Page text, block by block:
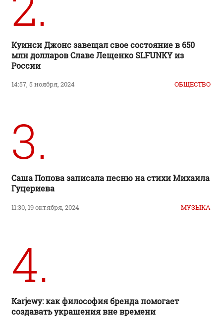
Куинси Джонс завещал свое состояние в 650
млн долларов Славе Лещенко SLFUNKY из
России
14:57, 5 ноября, 2024 ОБЩЕСТВО
3.
Саша Попова записала песню на стихи Михаила
Гуцериева
11:30, 19 октября, 2024 МУЗЫКА
4.
Karjewy: как философия бренда помогает
создавать украшения вне времени